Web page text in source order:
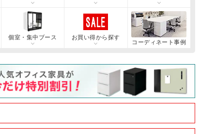
個室・集中ブース
お買い得から探す
コーディネート事例